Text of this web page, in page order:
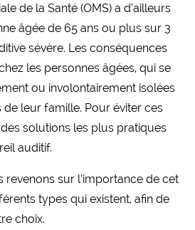
de la Santé (OMS) a d’ailleurs
âgée de 65 ans ou plus sur 3
sévère. Les conséquences
les personnes âgées, qui se
ou involontairement isolées
leur famille. Pour éviter ces
solutions les plus pratiques
auditif.
revenons sur l’importance de cet
types qui existent, afin de
choix.